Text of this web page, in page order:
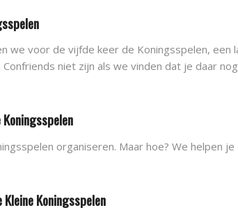
we voor de vijfde keer de Koningsspelen, een
niet zijn als we vinden dat je daar
organiseren. Maar hoe? We helpen
Koningsspelen